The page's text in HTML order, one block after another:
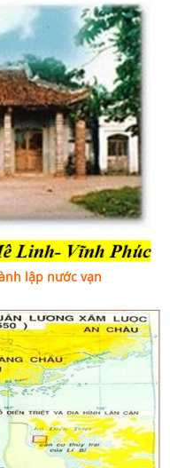
lập nước vạn